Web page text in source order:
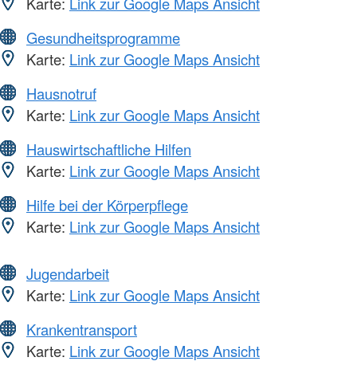
Gesundheitsprogramme
Karte: Link zur Google Maps Ansicht
Hausnotruf
Karte: Link zur Google Maps Ansicht
Hauswirtschaftliche Hilfen
Karte: Link zur Google Maps Ansicht
Hilfe bei der Körperpflege
Karte: Link zur Google Maps Ansicht
Jugendarbeit
Karte: Link zur Google Maps Ansicht
Krankentransport
Karte: Link zur Google Maps Ansicht